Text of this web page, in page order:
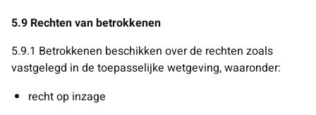
5.9 Rechten van betrokkenen
5.9.1 Betrokkenen beschikken over de rechten zoals
vastgelegd in de toepasselijke wetgeving, waaronder:
recht op inzage